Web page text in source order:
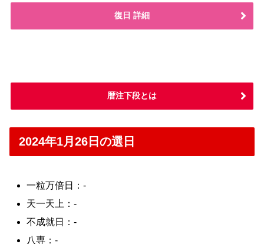
復日 詳細
暦注下段とは
2024年1月26日の選日
一粒万倍日：-
天一天上：-
不成就日：-
八専：-